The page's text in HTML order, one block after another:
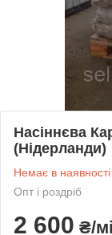
Насіннєва
(Нідерланди)
Немає в наявності
Опт і роздріб
2 600 ₴/